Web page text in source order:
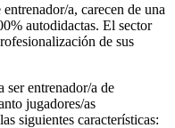
a, carecen de una
autodidactas. El sector
de sus
entrenador/a de
jugadores/as
siguientes características: